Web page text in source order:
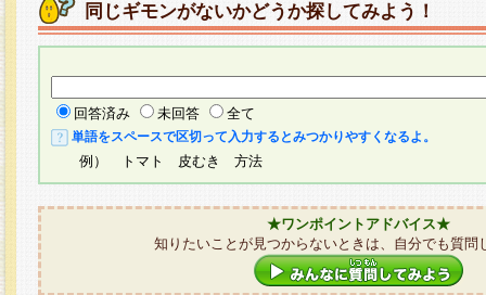
同じギモンがないかどうか探してみよう！
回答済み 未回答 全て
単語をスペースで区切って入力するとみつかりやすくなるよ。
例） トマト 皮むき 方法
★ワンポイントアドバイス★
知りたいことが見つからないときは、自分でも質問